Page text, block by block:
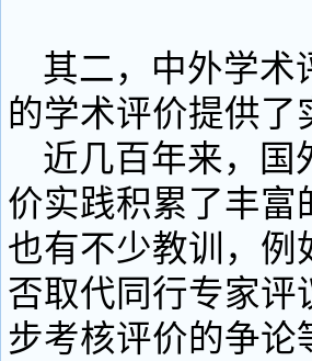
其二，中外学术
的学术评价提供了
近几百年来，国
价实践积累了丰富
也有不少教训，例
否取代同行专家评
步考核评价的争论